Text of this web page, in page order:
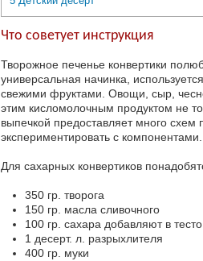
Что советует инструкция
Творожное печенье конвертики
универсальная начинка,
свежими фруктами. Овощи, сыр,
этим кисломолочным продуктом не
выпечкой предоставляет много схем
экспериментировать с компонентами.
Для сахарных конвертиков
350 гр. творога
150 гр. масла сливочного
100 гр. сахара добавляют в
1 десерт. л. разрыхлителя
400 гр. муки